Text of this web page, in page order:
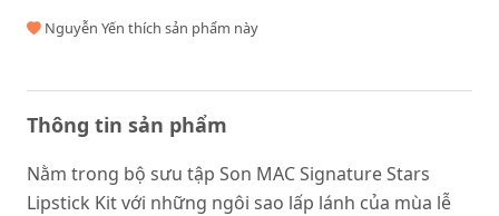
Nguyễn Yến thích sản phẩm này
Thông tin sản phẩm
Nằm trong bộ sưu tập Son MAC Signature Stars
Lipstick Kit với những ngôi sao lấp lánh của mùa lễ